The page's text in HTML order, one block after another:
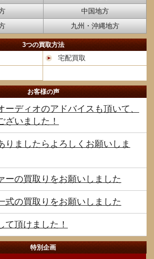
中国地方
九州・沖縄地方
3つの買取方法
宅配買取
お客様の声
ーディオのアドバイスも頂いて、
ざいました！
りましたらよろしくお願いしま
ーの買取りをお願いしました
式の買取りをお願いしました
て頂けました！
特別企画